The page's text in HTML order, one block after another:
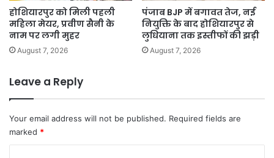
होशियारपुर को मिली पहली
महिला मेयर, प्रवीण सैनी के
नाम पर लगी मुहर
August 7, 2026
पंजाब BJP में बगावत तेज, नई
नियुक्ति के बाद होशियारपुर से
लुधियाना तक इस्तीफों की झड़ी
August 7, 2026
Leave a Reply
Your email address will not be published. Required fields are
marked *